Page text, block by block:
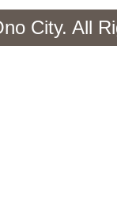
City. All